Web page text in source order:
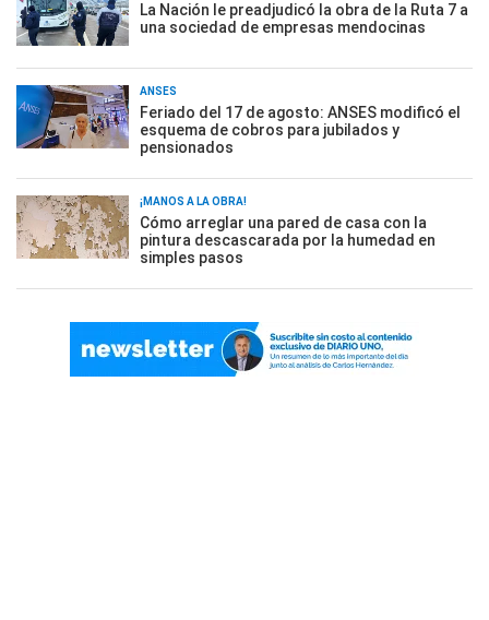
La Nación le preadjudicó la obra de la Ruta 7 a
una sociedad de empresas mendocinas
ANSES
Feriado del 17 de agosto: ANSES modificó el
esquema de cobros para jubilados y
pensionados
¡MANOS A LA OBRA!
Cómo arreglar una pared de casa con la
pintura descascarada por la humedad en
simples pasos